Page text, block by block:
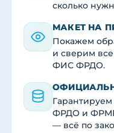
сколько
МАКЕТ НА
Покажем
и сверим
ФИС ФРДО.
ФРДО и
— всё по